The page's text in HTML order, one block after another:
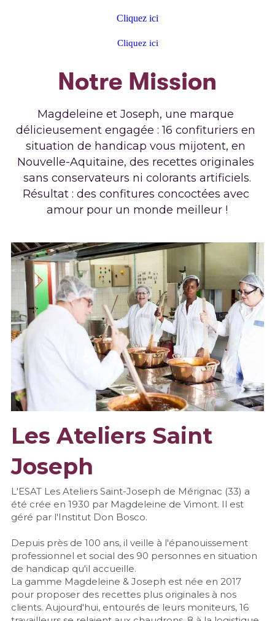
Cliquez ici
Cliquez ici
Notre Mission
Magdeleine et Joseph, une marque
délicieusement engagée : 16 confituriers en
situation de handicap vous mijotent, en
Nouvelle-Aquitaine, des recettes originales
sans conservateurs ni colorants artificiels.
Résultat : des confitures concoctées avec
amour pour un monde meilleur !
Les Ateliers Saint
Joseph
L'ESAT Les Ateliers Saint-Joseph de Mérignac (33) a
été crée en 1930 par Magdeleine de Vimont. Il est
géré par l'Institut Don Bosco.
Depuis près de 100 ans, il veille à l'épanouissement
professionnel et social des 90 personnes en situation
de handicap qu'il accueille.
La gamme Magdeleine & Joseph est née en 2017
pour proposer des recettes plus originales à nos
clients. Aujourd'hui, entourés de leurs moniteurs, 16